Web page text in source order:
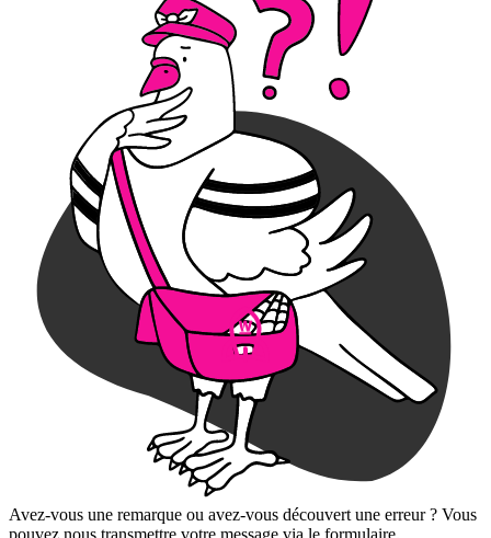
Avez-vous une remarque ou avez-vous découvert une erreur ? Vous